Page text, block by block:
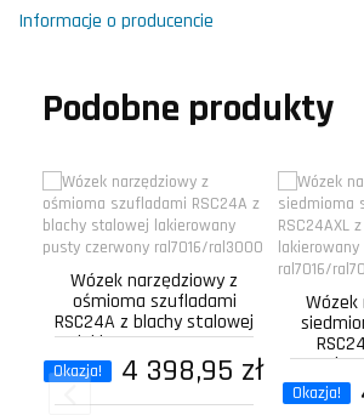
Informacje o producencie
Podobne produkty
Wózek narzędziowy z
ośmioma szufladami
RSC24A z blachy stalowej
lakierowany pusty...
Okazja! 4 398,95 zł
Wózek
Okazja!